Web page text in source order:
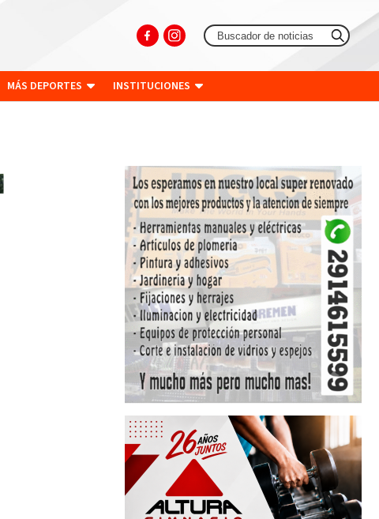
MÁS DEPORTES INSTITUCIONES